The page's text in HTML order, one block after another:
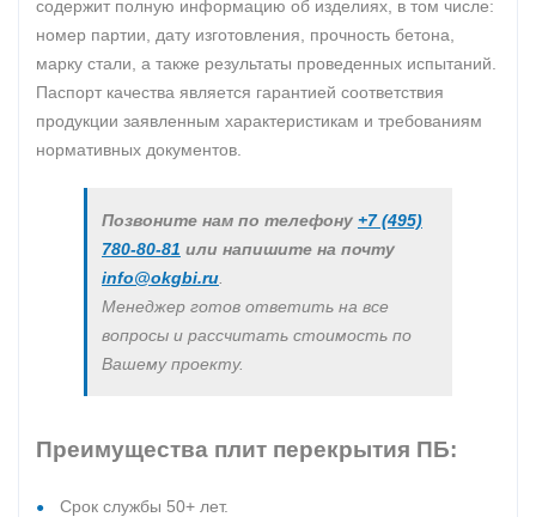
содержит полную информацию об изделиях, в том числе:
номер партии, дату изготовления, прочность бетона,
марку стали, а также результаты проведенных испытаний.
Паспорт качества является гарантией соответствия
продукции заявленным характеристикам и требованиям
нормативных документов.
Позвоните нам по телефону +7 (495)
780-80-81 или напишите на почту
info@okgbi.ru
Менеджер готов ответить на все
вопросы и рассчитать стоимость по
Вашему проекту.
Преимущества плит перекрытия ПБ:
Срок службы 50+ лет.